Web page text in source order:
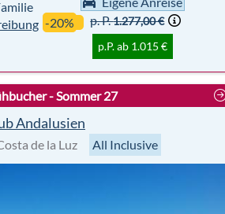
-20%
p. P.1.277,00 €
p.P. ab 1.015 €
- Sommer 27
Andalusien
de la Luz All Inclusive